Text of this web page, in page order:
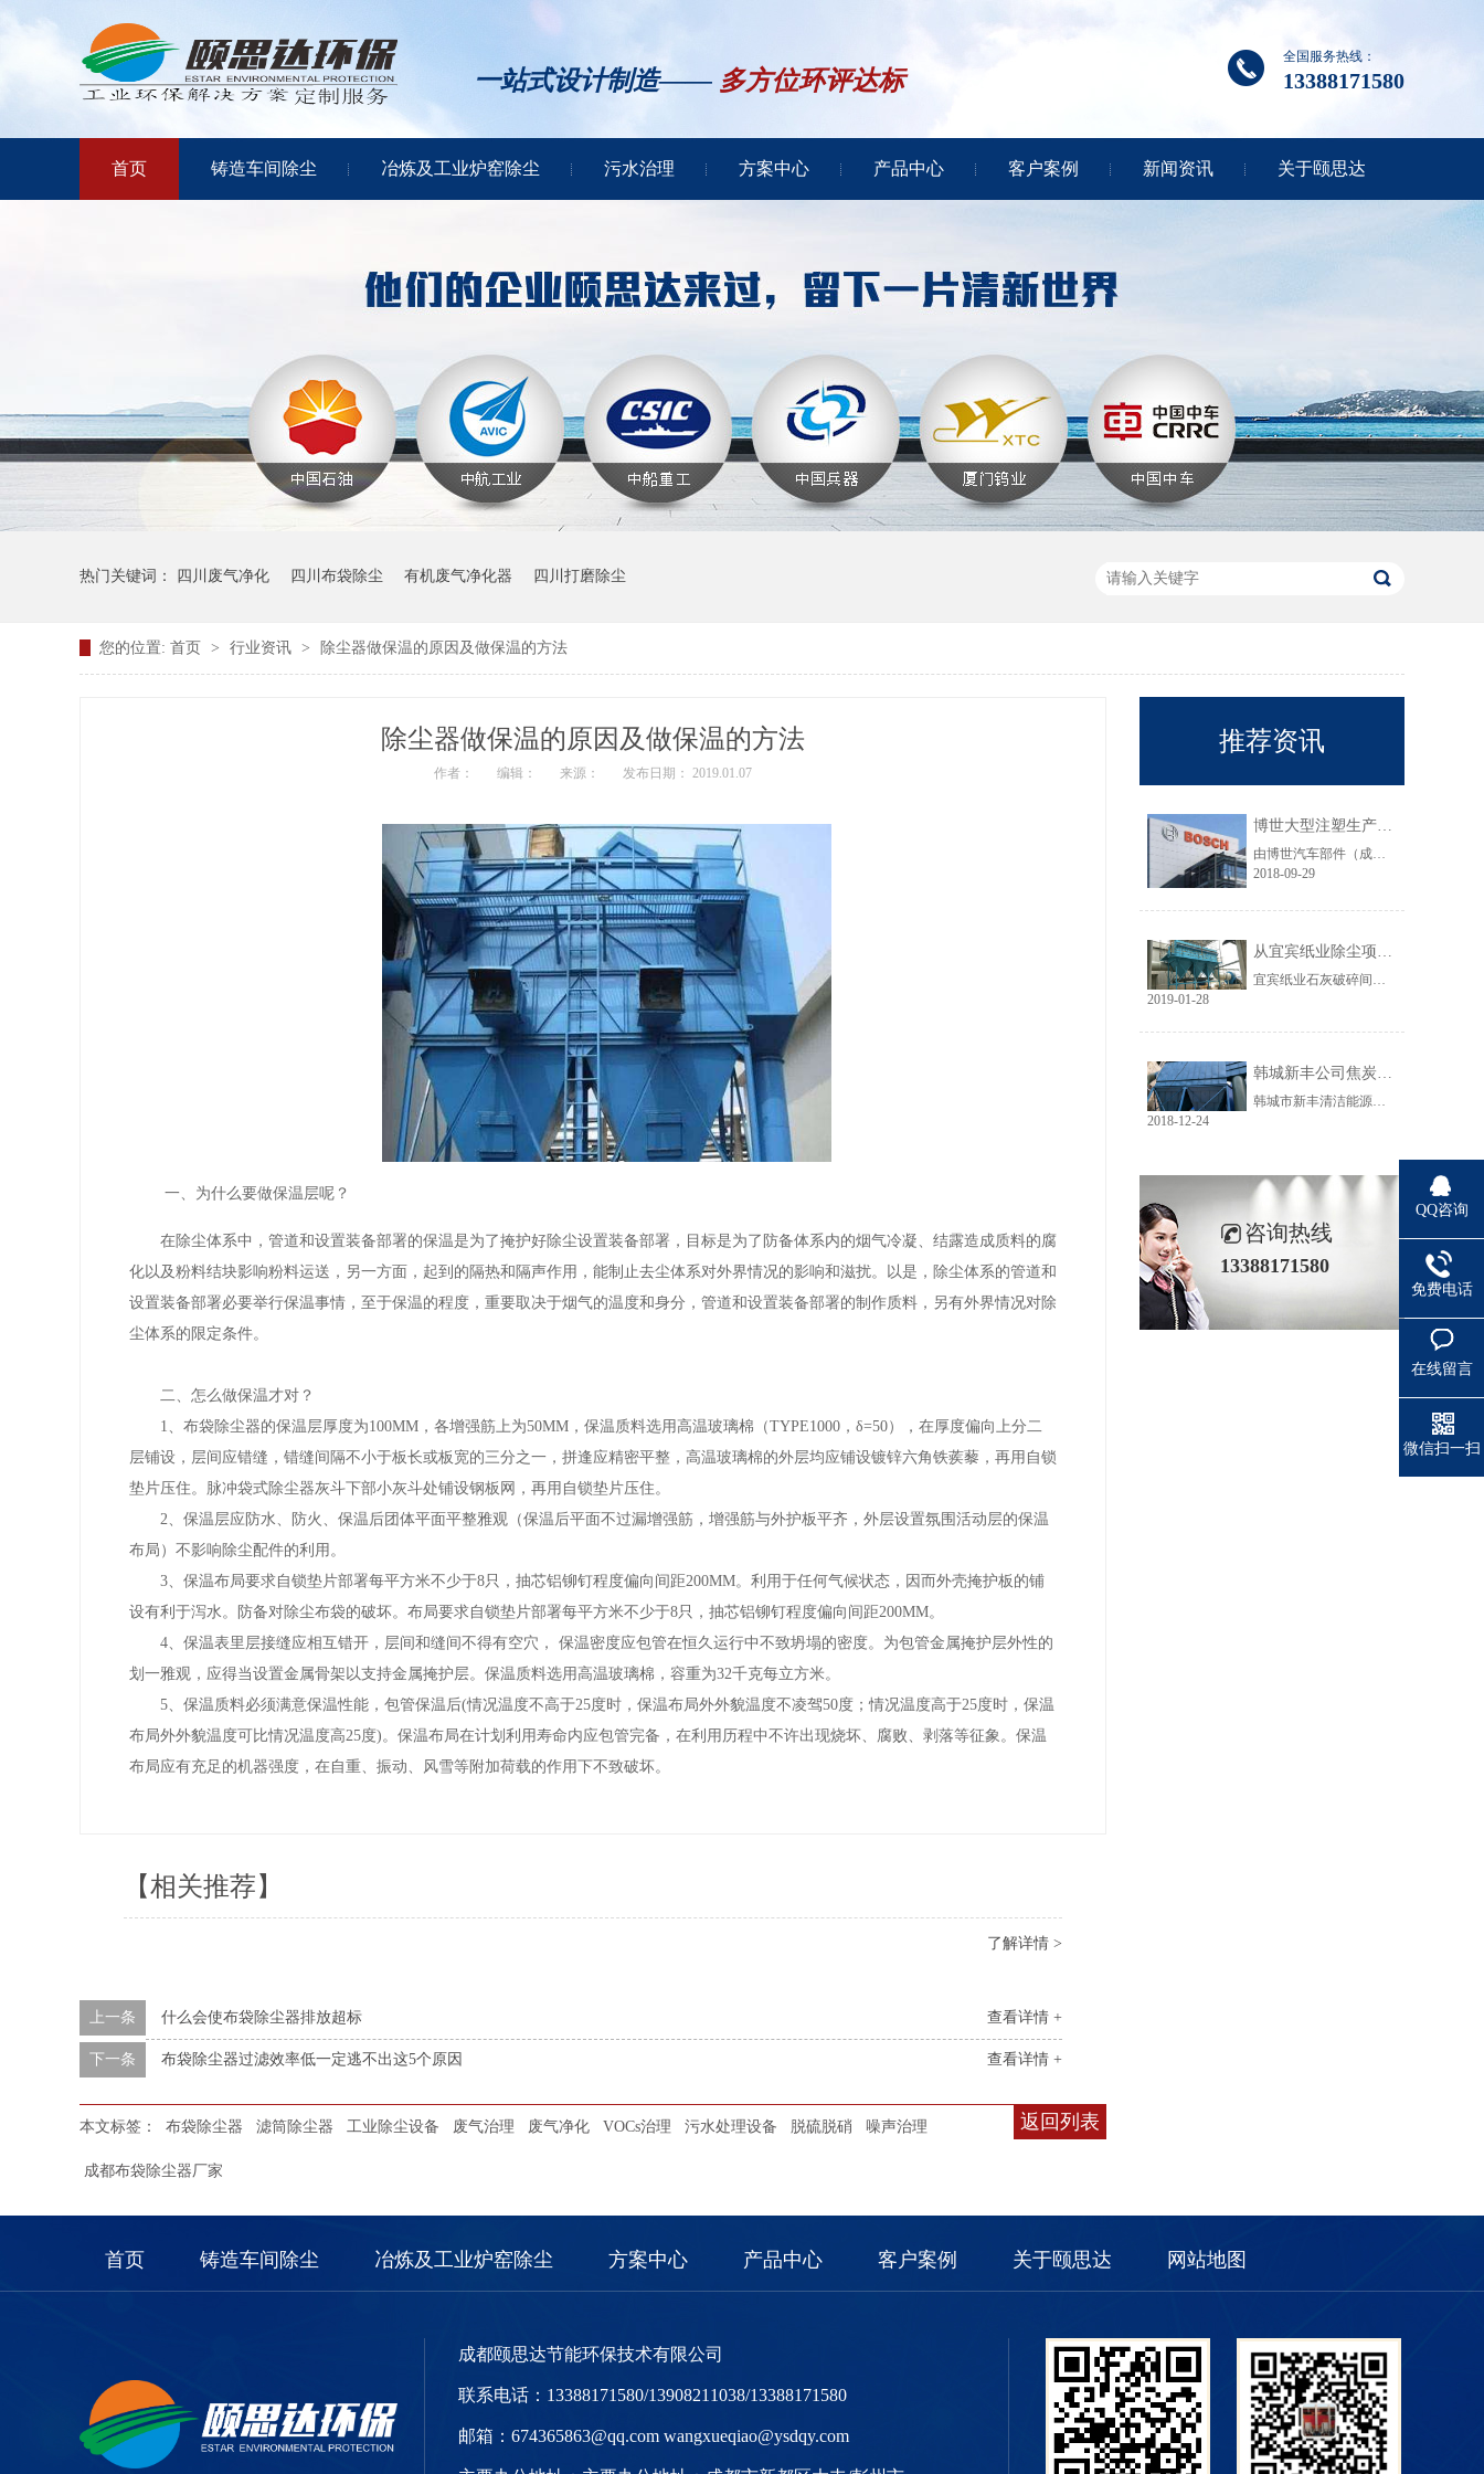
一站式设计制造—— 多方位环评达标
全国服务热线：
13388171580
首页 铸造车间除尘 冶炼及工业炉窑除尘 污水治理 方案中心 产品中心 客户案例 新闻资讯 关于颐思达
热门关键词： 四川废气净化 四川布袋除尘 有机废气净化器 四川打磨除尘
您的位置: 首页 > 行业资讯 > 除尘器做保温的原因及做保温的方法
除尘器做保温的原因及做保温的方法
作者： 编辑： 来源： 发布日期： 2019.01.07
一、为什么要做保温层呢？
在除尘体系中，管道和设置装备部署的保温是为了掩护好除尘设置装备部署，目标是为了防备体系内的烟气冷凝、结露造成质料的腐
化以及粉料结块影响粉料运送，另一方面，起到的隔热和隔声作用，能制止去尘体系对外界情况的影响和滋扰。以是，除尘体系的管道和
设置装备部署必要举行保温事情，至于保温的程度，重要取决于烟气的温度和身分，管道和设置装备部署的制作质料，另有外界情况对除
尘体系的限定条件。
二、怎么做保温才对？
1、布袋除尘器的保温层厚度为100MM，各增强筋上为50MM，保温质料选用高温玻璃棉（TYPE1000，δ=50），在厚度偏向上分二
层铺设，层间应错缝，错缝间隔不小于板长或板宽的三分之一，拼逢应精密平整，高温玻璃棉的外层均应铺设镀锌六角铁蒺藜，再用自锁
垫片压住。脉冲袋式除尘器灰斗下部小灰斗处铺设钢板网，再用自锁垫片压住。
2、保温层应防水、防火、保温后团体平面平整雅观（保温后平面不过漏增强筋，增强筋与外护板平齐，外层设置氛围活动层的保温
布局）不影响除尘配件的利用。
3、保温布局要求自锁垫片部署每平方米不少于8只，抽芯铝铆钉程度偏向间距200MM。利用于任何气候状态，因而外壳掩护板的铺
设有利于泻水。防备对除尘布袋的破坏。布局要求自锁垫片部署每平方米不少于8只，抽芯铝铆钉程度偏向间距200MM。
4、保温表里层接缝应相互错开，层间和缝间不得有空穴， 保温密度应包管在恒久运行中不致坍塌的密度。为包管金属掩护层外性的
划一雅观，应得当设置金属骨架以支持金属掩护层。保温质料选用高温玻璃棉，容重为32千克每立方米。
5、保温质料必须满意保温性能，包管保温后(情况温度不高于25度时，保温布局外外貌温度不凌驾50度；情况温度高于25度时，保温
布局外外貌温度可比情况温度高25度)。保温布局在计划利用寿命内应包管完备，在利用历程中不许出现烧坏、腐败、剥落等征象。保温
布局应有充足的机器强度，在自重、振动、风雪等附加荷载的作用下不致破坏。
【相关推荐】
了解详情 >
查看详情 +
上一条 什么会使布袋除尘器排放超标
查看详情 +
下一条 布袋除尘器过滤效率低一定逃不出这5个原因
返回列表
本文标签： 布袋除尘器 滤筒除尘器 工业除尘设备 废气治理 废气净化 VOCs治理 污水处理设备 脱硫脱硝 噪声治理
成都布袋除尘器厂家
推荐资讯
博世大型注塑生产线VOC净化工程圆满结束
由博世汽车部件（成都）有限公司委托颐思达设计、制造、安装的大型注塑生产线废气净化工程项目于近日全部竣工，试运行效果显示，运行结果完全符合设计要求。
2018-09-29
从宜宾纸业除尘项目成功范例看低成本环保
宜宾纸业石灰破碎间除尘工程于近期完工，在不足30立方的空间内集成了超过三个篮球场大小的过滤面积，处理风量达每小时7万立方，实现了小体积除尘器处理大风量，开启低成本环保的时代，给处在环保高压政策下不堪重负的企业主们带来福音......
2019-01-28
韩城新丰公司焦炭输送线除尘工程完美收官
韩城市新丰清洁能源科技有限公司隶属于上市公司黑猫焦化，焦炭输送线除尘系统于近期完美收官。该输送线共计500多米长，通过布置在高空走廊里的输送皮带连接为一条完整的生产线，过程分为投料、破碎、筛分、传送等工艺。整条输送线分四个转运站、两条分流线，将制备好的焦炭送入煤气生产工段。各个工艺阶段均有大量焦炭粉尘产生，这不仅严重影响现场职业卫生，而且因产尘点高，污染面覆盖范围广。
2018-12-24
咨询热线
13388171580
首页 铸造车间除尘 冶炼及工业炉窑除尘 方案中心 产品中心 客户案例 关于颐思达 网站地图
成都颐思达节能环保技术有限公司
联系电话：13388171580/13908211038/13388171580
邮箱：674365863@qq.com wangxueqiao@ysdqy.com
QQ咨询
免费电话
在线留言
微信扫一扫